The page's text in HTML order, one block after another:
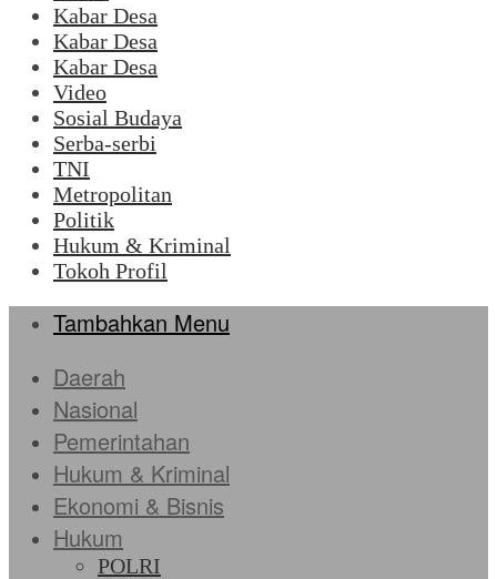
Kabar Desa
Kabar Desa
Kabar Desa
Video
Sosial Budaya
Serba-serbi
TNI
Metropolitan
Politik
Hukum & Kriminal
Tokoh Profil
Tambahkan Menu
Daerah
Nasional
Pemerintahan
Hukum & Kriminal
Ekonomi & Bisnis
Hukum
POLRI